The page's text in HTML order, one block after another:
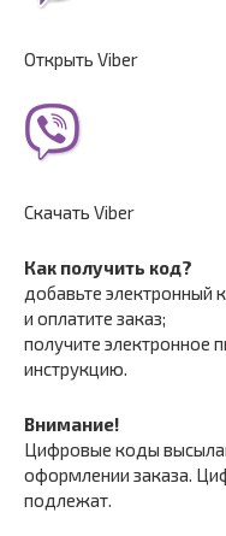
Открыть Viber
Скачать Viber
Как получить код?
добавьте электронный
и оплатите заказ;
получите электронное
инструкцию.
Внимание!
Цифровые коды
оформлении заказа.
подлежат.